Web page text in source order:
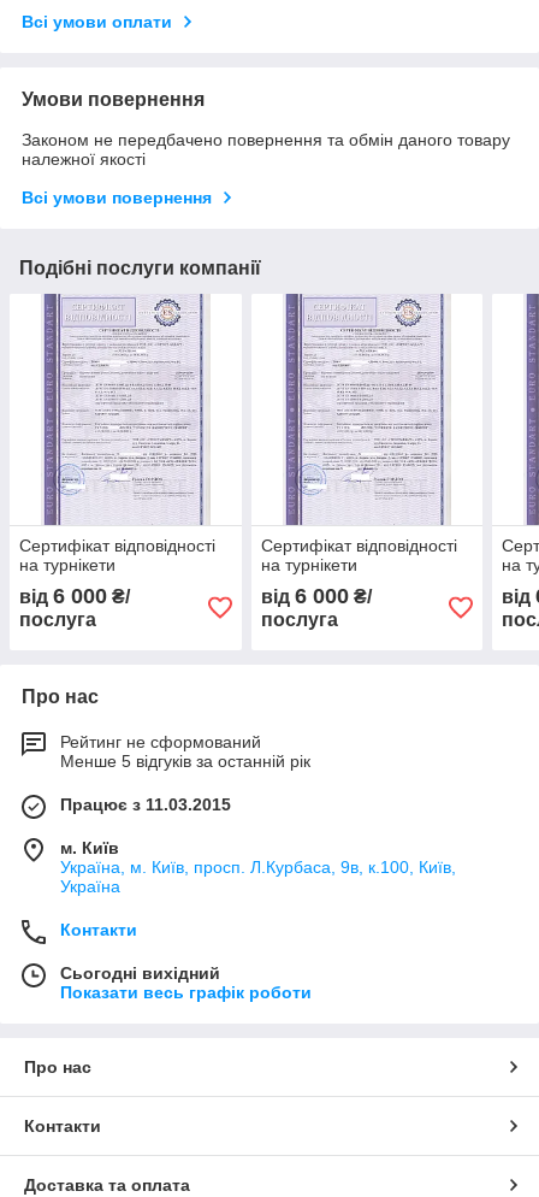
Всі умови оплати
Умови повернення
Законом не передбачено повернення та обмін даного товару
належної якості
Всі умови повернення
Подібні послуги компанії
Сертифікат відповідності
на турнікети
від 6 000 ₴/
послуга
Сертифікат відповідності
на турнікети
від 6 000₴/
послуга
на
від
Про нас
Рейтинг не сформований
Менше 5 відгуків за останній рік
Працює з 11.03.2015
м. Київ
Україна, м. Київ, просп. Л.Курбаса, 9в, к.100, Київ,
Україна
Контакти
Сьогодні вихідний
Показати весь графік роботи
Про нас
Контакти
Доставка та оплата